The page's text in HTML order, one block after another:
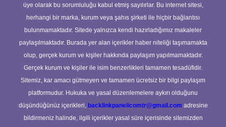
üye olarak bu sorumluluğu kabul etmiş sayılırlar. Bu internet sitesi,
herhangi bir marka, kurum veya şahıs şirketi ile hiçbir bağlantısı
bulunmamaktadır. Sitede yalnızca kendi hazırladığımız makaleler
paylaşılmaktadır. Burada yer alan içerikler haber niteliği taşımamakta
olup, gerçek kurum ve kişiler hakkında paylaşım yapılmamaktadır.
Gerçek kurum ve kişiler ile isim benzerlikleri tamamen tesadüfidir.
Sitemiz, kar amacı gütmeyen ve tamamen ücretsiz bir bilgi paylaşım
platformudur. Hukuka ve yasal düzenlemelere aykırı olduğunu
düşündüğünüz içerikleri, backlinkpanelicomtr@gmail.com adresine
bildirmeniz halinde, ilgili içerikler yasal süre içerisinde sitemizden